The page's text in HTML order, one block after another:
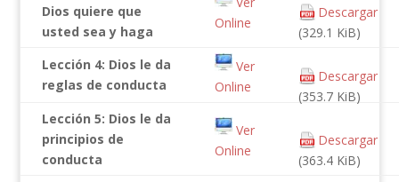
Dios quiere que
usted sea y haga
Online
Descargar
(329.1 KiB)
Lección 4: Dios le da
reglas de conducta
Ver
Online
Descargar
(353.7 KiB)
Lección 5: Dios le da
principios de
conducta
Ver
Online
Descargar
(363.4 KiB)